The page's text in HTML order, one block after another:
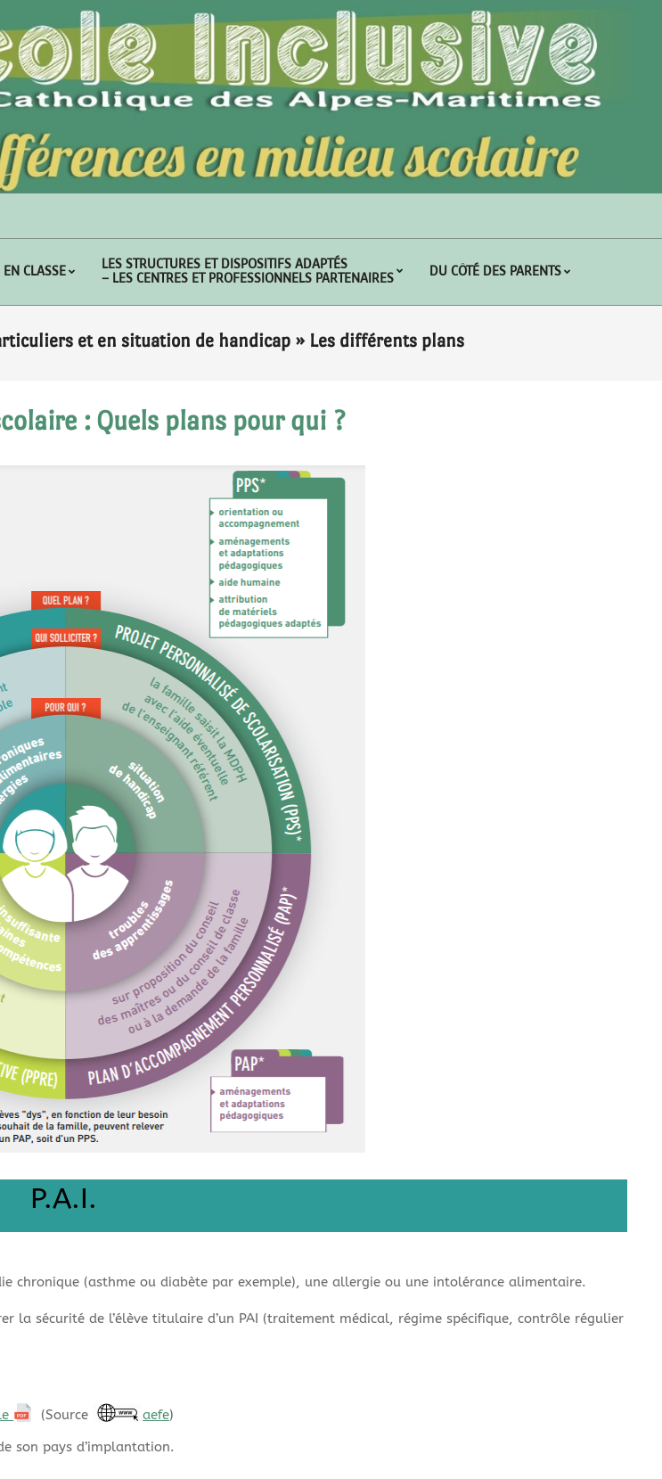
CLASSE
LES STRUCTURES ET DISPOSITIFS ADAPTÉS
– LES CENTRES ET PROFESSIONNELS PARTENAIRES
DU CÔTÉ DES PARENTS
et en situation de handicap » Les différents plans
: Quels plans pour qui ?
P.A.I.
chronique (asthme ou diabète par exemple), une allergie ou une intolérance alimentaire.
la sécurité de l’élève titulaire d’un PAI (traitement médical, régime spécifique, contrôle régulier
(Source aefe)
son pays d’implantation.